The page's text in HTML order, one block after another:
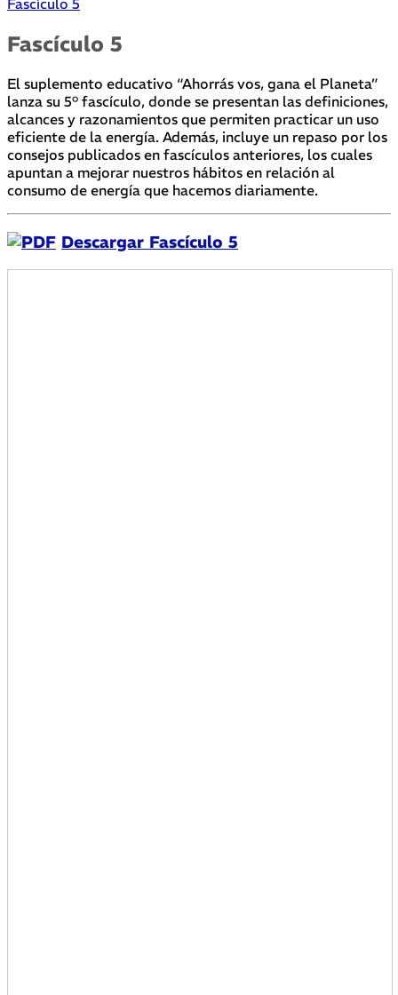
Fascículo 5
Fascículo 5
El suplemento educativo “Ahorrás vos, gana el Planeta”
lanza su 5° fascículo, donde se presentan las definiciones,
alcances y razonamientos que permiten practicar un uso
eficiente de la energía. Además, incluye un repaso por los
consejos publicados en fascículos anteriores, los cuales
apuntan a mejorar nuestros hábitos en relación al
consumo de energía que hacemos diariamente.
Descargar Fascículo 5